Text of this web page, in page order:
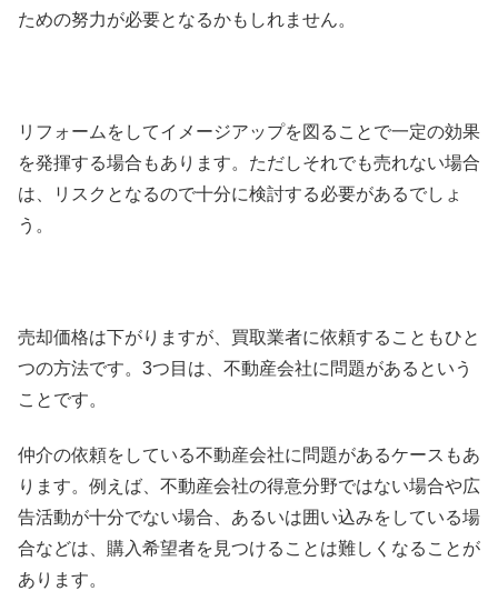
ための努力が必要となるかもしれません。
リフォームをしてイメージアップを図ることで一定の効果
を発揮する場合もあります。ただしそれでも売れない場合
は、リスクとなるので十分に検討する必要があるでしょ
う。
売却価格は下がりますが、買取業者に依頼することもひと
つの方法です。3つ目は、不動産会社に問題があるという
ことです。
仲介の依頼をしている不動産会社に問題があるケースもあ
ります。例えば、不動産会社の得意分野ではない場合や広
告活動が十分でない場合、あるいは囲い込みをしている場
合などは、購入希望者を見つけることは難しくなることが
あります。